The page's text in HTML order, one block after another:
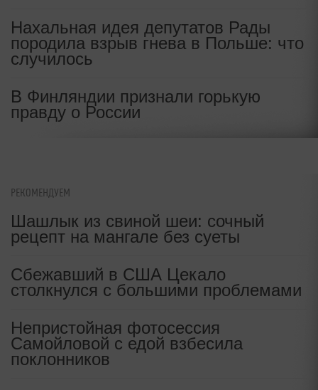
Нахальная идея депутатов Рады
породила взрыв гнева в Польше: что
случилось
В Финляндии признали горькую
правду о России
РЕКОМЕНДУЕМ
Шашлык из свиной шеи: сочный
рецепт на мангале без суеты
Сбежавший в США Цекало
столкнулся с большими проблемами
Непристойная фотосессия
Самойловой с едой взбесила
поклонников